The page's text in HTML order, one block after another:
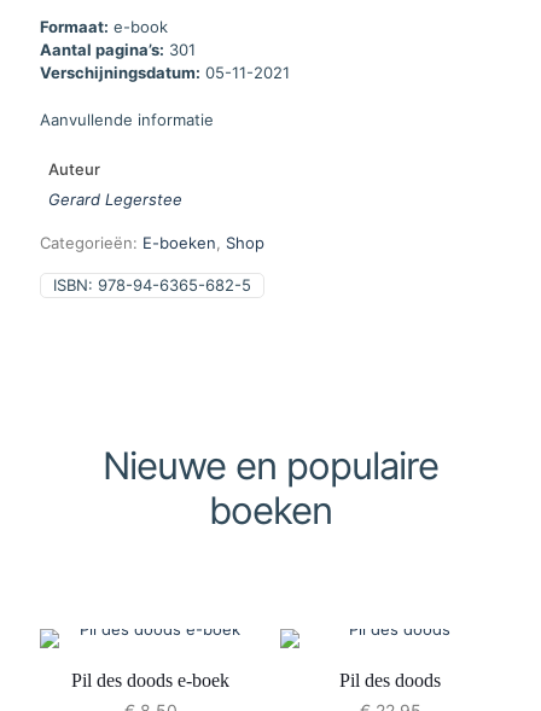
Formaat: e-book
Aantal pagina’s: 301
Verschijningsdatum: 05-11-2021
Aanvullende informatie
Auteur
Gerard Legerstee
Categorieën: E-boeken Shop
ISBN: 978-94-6365-682-5
Nieuwe en populaire
boeken
Pil des doods e-boek
Pil des doods